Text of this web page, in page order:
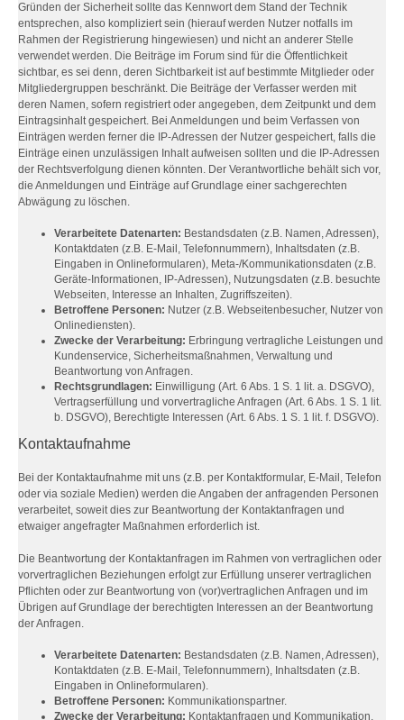
Gründen der Sicherheit sollte das Kennwort dem Stand der Technik
entsprechen, also kompliziert sein (hierauf werden Nutzer notfalls im
Rahmen der Registrierung hingewiesen) und nicht an anderer Stelle
verwendet werden. Die Beiträge im Forum sind für die Öffentlichkeit
sichtbar, es sei denn, deren Sichtbarkeit ist auf bestimmte Mitglieder oder
Mitgliedergruppen beschränkt. Die Beiträge der Verfasser werden mit
deren Namen, sofern registriert oder angegeben, dem Zeitpunkt und dem
Eintragsinhalt gespeichert. Bei Anmeldungen und beim Verfassen von
Einträgen werden ferner die IP-Adressen der Nutzer gespeichert, falls die
Einträge einen unzulässigen Inhalt aufweisen sollten und die IP-Adressen
der Rechtsverfolgung dienen könnten. Der Verantwortliche behält sich vor,
die Anmeldungen und Einträge auf Grundlage einer sachgerechten
Abwägung zu löschen.
Verarbeitete Datenarten: Bestandsdaten (z.B. Namen, Adressen),
Kontaktdaten (z.B. E-Mail, Telefonnummern), Inhaltsdaten (z.B.
Eingaben in Onlineformularen), Meta-/Kommunikationsdaten (z.B.
Geräte-Informationen, IP-Adressen), Nutzungsdaten (z.B. besuchte
Webseiten, Interesse an Inhalten, Zugriffszeiten).
Betroffene Personen: Nutzer (z.B. Webseitenbesucher, Nutzer von
Onlinediensten).
Zwecke der Verarbeitung: Erbringung vertragliche Leistungen und
Kundenservice, Sicherheitsmaßnahmen, Verwaltung und
Beantwortung von Anfragen.
Rechtsgrundlagen: Einwilligung (Art. 6 Abs. 1 S. 1 lit. a. DSGVO),
Vertragserfüllung und vorvertragliche Anfragen (Art. 6 Abs. 1 S. 1 lit.
b. DSGVO), Berechtigte Interessen (Art. 6 Abs. 1 S. 1 lit. f. DSGVO).
Kontaktaufnahme
Bei der Kontaktaufnahme mit uns (z.B. per Kontaktformular, E-Mail, Telefon
oder via soziale Medien) werden die Angaben der anfragenden Personen
verarbeitet, soweit dies zur Beantwortung der Kontaktanfragen und
etwaiger angefragter Maßnahmen erforderlich ist.
Die Beantwortung der Kontaktanfragen im Rahmen von vertraglichen oder
vorvertraglichen Beziehungen erfolgt zur Erfüllung unserer vertraglichen
Pflichten oder zur Beantwortung von (vor)vertraglichen Anfragen und im
Übrigen auf Grundlage der berechtigten Interessen an der Beantwortung
der Anfragen.
Verarbeitete Datenarten: Bestandsdaten (z.B. Namen, Adressen),
Kontaktdaten (z.B. E-Mail, Telefonnummern), Inhaltsdaten (z.B.
Eingaben in Onlineformularen).
Betroffene Personen: Kommunikationspartner.
Zwecke der Verarbeitung: Kontaktanfragen und Kommunikation.